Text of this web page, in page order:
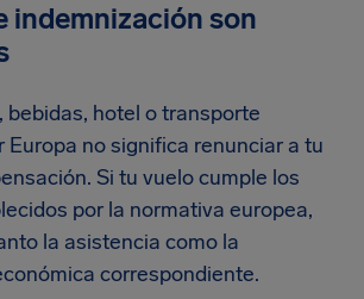
indemnización son
bebidas, hotel o transporte
Europa no significa renunciar a tu
Si tu vuelo cumple los
por la normativa europea,
la asistencia como la
correspondiente.